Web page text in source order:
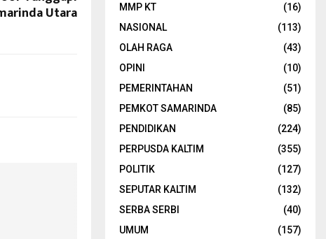
Utara
MMP KT
(16)
NASIONAL
(113)
OLAH RAGA
(43)
OPINI
(10)
PEMERINTAHAN
(51)
PEMKOT SAMARINDA
(85)
PENDIDIKAN
(224)
PERPUSDA KALTIM
(355)
POLITIK
(127)
SEPUTAR KALTIM
(132)
SERBA SERBI
(40)
UMUM
(157)